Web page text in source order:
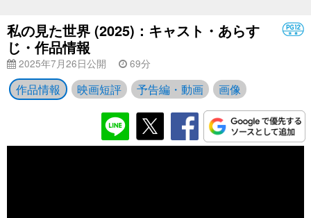
私の見た世界 (2025)：キャスト・あらす
じ・作品情報
2025年7月26日公開 69分
作品情報 映画短評 予告編・動画 画像